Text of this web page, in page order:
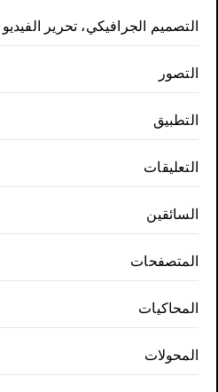
التصميم الجرافيكي، تحرير الفيديو
التصور
التطبيق
التعليقات
السائقين
المتصفحات
المحاكيات
المحولات